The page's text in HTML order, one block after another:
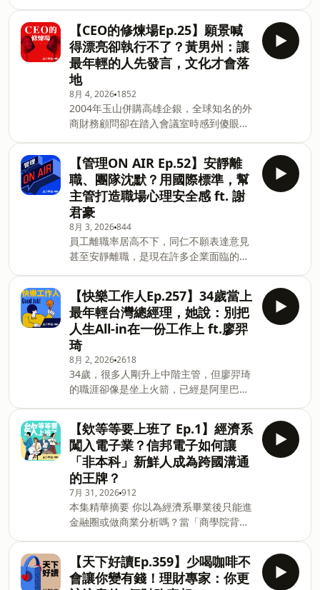
https://hi.cw.com.tw/u/j85asib/＊意見
信箱：bill@cw.com.tw Powered by
Firstory Hosting
考、理解商業，更看懂台灣在全球科技與
產業鏈中的關鍵位置。在瓦基心中，為什
麼這些書是每個台灣人都該讀的關鍵好
書？【聽完這集你會知道】04:23｜《納
瓦爾寶典》：活出真實的自己，才能退出
競爭12:24｜《零規則》：Netflix的創新
管理哲學18:51｜《晶片戰爭》、《造光
者》：台灣人必讀的半導體關鍵課【本集
金句】真正的優勢，不是贏過別人，而是
成為無法取代的人。#瓦基 #納瓦爾寶典
#零規則 #晶片戰爭 #造光者主持人：天
下學習事業群總經理 吳韻儀來賓：閱讀前
哨站站長瓦基製作團隊：張雅媛、何靜
芬、張齊方、王薇茹＊週年限定優惠｜閱
讀前哨站Ｘ天下雜誌出版精選書單：
https://shop.cwbook.com.tw/hidden/BTL
＊天下學習一週年，填問卷抽好書：
https://forms
【CEO的修煉場Ep.25】願景喊
得漂亮卻執行不了？黃男州：讓
最年輕的人先發言，文化才會落
地
8月 4, 2026 1852
2004年玉山併購高雄企銀，全球知名的外
商財務顧問卻在踏入會議室時感到傻眼，
們卻來了50幾位，連入行三五年的都在
場？」本集邀請玉山金控董事長黃男州，
他讓企業中的「三個世代」共同討論」，
而且發言順序由年輕到資深；讓最年輕的
人先開口，資深意見才不會提前壓場，更
能讓公司文化落地。他也談到2008年金融
海嘯下，高階減薪卻宣布不裁員的取捨，
以及地緣政治、供應鏈與AI交纏的「三體
世界」該怎麼站穩。【聽完這集你會知
道】04:38｜金控一定要有保險嗎？用三
個世代一起吵出結論，玉山交給年輕
MA、中階主管、高階經理人共同討論。
決策不是從上而下發布，是從三個世代辯
出來的。08:38｜先處理人心，再處理數
字新手CEO一上任就碰上金融海嘯，高階
主管直接減薪20%、副總10%、經理人
5%，但基層員工權益一毛不動，並公開宣
布不裁員。黃男州分享，理由是人才是最
珍貴的資產——減薪從上面
【管理ON AIR Ep.52】安靜離
職、團隊沈默？用國際標準，幫
主管打造職場心理安全感 ft. 謝
君豪
8月 3, 2026844
員工離職率居高不下，同仁不願表達意見
甚至安靜離職，是現在許多企業面臨的痛
明的環境，讓團隊重新找回工作熱情與歸
屬感？ 我們特別邀請到英國標準協會
（BSI）東北亞區董事总經理——謝君豪
（Joe），為大家剖析職場心理安全感的關
鍵心法！從疫情後的混合工作型態挑戰，
到如何落實全球首個心理健康國際指引
ISO 45003，教主管如何鑑別心理社會危
害因子、做好心態轉變，並透過實質關懷
與調整，留住企業最核心的人才！【聽完
這集你會知道】04:06｜打破工作與生活
模糊的內耗！ 面對遠距或 Hybrid 混合工
作帶來的超長工時與壓力，企業與主管需
適時調整工作模式與區域，讓員工在工作
與生活間取得平衡。06:39｜主管心態轉
變是心理安全感的關鍵！ 員工心理健康不
能只靠人資訂規章，部門主管需跳脫舒適
圈，建立 Speak Up 等公開透明的傾聽渠
道，讓同仁敢於表達真實想法。11:03
【快樂工作人Ep.257】34歲當上
最年輕台灣總經理，她說：別把
人生All-in在一份工作上 ft.廖羿
琦
8月 2, 20262618
34歲，很多人剛升上中階主管，但廖羿琦
的職涯卻像是坐上火箭，已經是阿里巴巴
速，並非因為有硬底子技術，反倒是徹底
的文組出身，大學讀新聞、碩士在國外學
公共傳播。然而她勇於跨域，畢業後直接
進到門檻極高的雲端服務業，待過行銷、
業務、投資人關係部門，每次砍掉重練，
快速累積各領域的養分。這集廖羿琦分享
她的職涯抉擇心法，包括：職涯賽道怎麼
選、年輕主管如何服眾。最有趣的是，她
說，讓她走得最遠的，不是把時間全押在
工作上，並鼓勵每個人都該規劃名片之外
的人生。聽完這集你會知道：1.文組生不
該畫地自限，怎麼抓住跨域機會？2.第一
【欸等等要上班了 Ep.1】經濟系
闖入電子業？信邦電子如何讓
「非本科」新鮮人成為跨國溝通
的王牌？
7月 31, 2026912
本集精華摘要 你以為經濟系畢業後只能進
金融圈或做商業分析嗎？當「商學院背
的反差火花？本集邀請到 信邦電子汽車事
業處 業務工程師 郭宗玹 (Benjamin)，分
享他如何帶著歐洲交換一年的跨文化視
【天下好讀Ep.359】少喝咖啡不
會讓你變有錢！理財專家：你更